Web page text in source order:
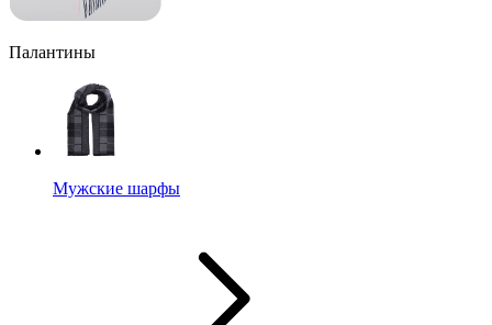
Палантины
Мужские шарфы